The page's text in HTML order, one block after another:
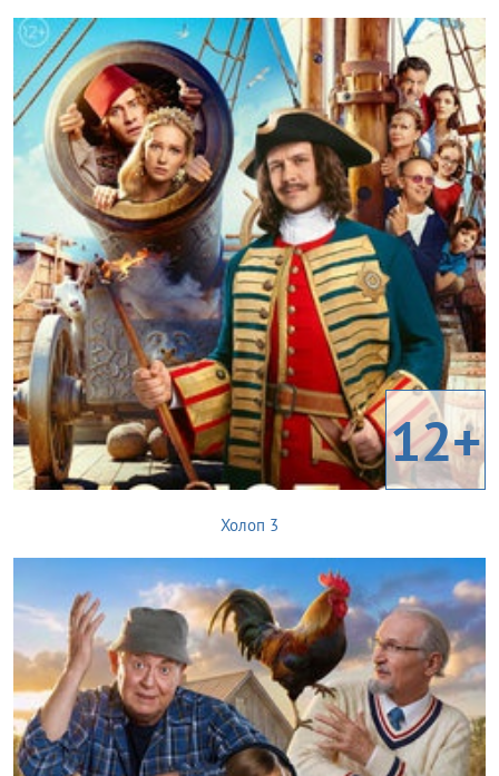
12+
Холоп 3